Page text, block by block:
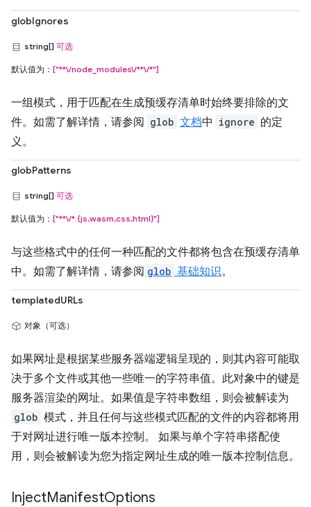
globIgnores
string[] 可选
默认值为： ["**\/node_modules\/**\/*"]
一组模式，用于匹配在生成预缓存清单时始终要排除的文
件。如需了解详情，请参阅 glob 文档中 ignore 的定
义。
globPatterns
string[] 可选
默认值为： ["**\/*.{js,wasm,css,html}"]
与这些格式中的任何一种匹配的文件都将包含在预缓存清单
中。如需了解详情，请参阅 glob 基础知识。
templatedURLs
对象（可选）
如果网址是根据某些服务器端逻辑呈现的，则其内容可能取
决于多个文件或其他一些唯一的字符串值。此对象中的键是
服务器渲染的网址。如果值是字符串数组，则会被解读为
glob 模式，并且任何与这些模式匹配的文件的内容都将用
于对网址进行唯一版本控制。 如果与单个字符串搭配使
用，则会被解读为您为指定网址生成的唯一版本控制信息。
InjectManifestOptions